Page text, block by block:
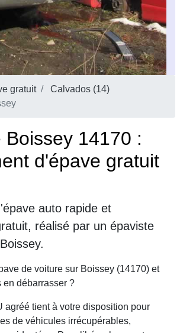
gratuit
Calvados (14)
Boissey 14170 :
d'épave gratuit
auto rapide et
réalisé par un épaviste
de voiture sur Boissey (14170) et
en débarrasser ?
agréé tient à votre disposition pour
de véhicules irrécupérables,